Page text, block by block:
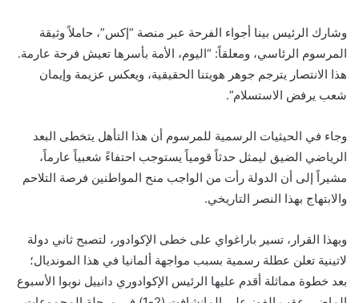
وشارك الرئيس بينا أجواء الفرحة عبر منصة “إكس”، حاملاً وثيقة
المرسوم الرئاسي، ومعلقاً: “اليوم، الأمة بأسرها تعيش فرحة عارمة.
هذا الانتصار يترجم جوهر هويتنا الحقيقية، ويعكس عزيمة وإيمان
شعب يرفض الاستسلام”.
وجاء في الحيثيات الرسمية للمرسوم أن هذا التأهل يتخطى البعد
الرياضي الضيق ليمثل حدثاً قومياً يستوجب احتفاءً شعبياً عارماً،
مشيراً إلى أن الدولة رأت من الواجب منح المواطنين فرصة التلاحم
والابتهاج بهذا النصر التاريخي.
وبهذا القرار، تسير باراغواي على خطى الإكوادور، لتصبح ثاني دولة
لاتينية تعلن عطلة رسمية بسبب مواجهة ألمانيا في هذا المونديال؛
بعد خطوة مماثلة أقدم عليها الرئيس الإكوادوري دانييل نوبوا الأسبوع